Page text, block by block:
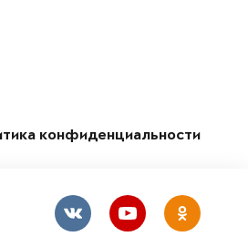
конфиденциальности